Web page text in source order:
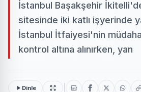
İstanbul Başakşehir
sitesinde iki katlı işyerinde
İstanbul İtfaiyesi'nin
kontrol altına alınırken, yan
Dinle